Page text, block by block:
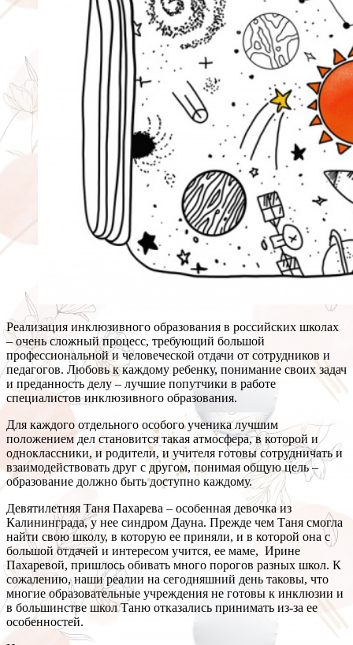
Реализация инклюзивного образования в российских школах
– очень сложный процесс, требующий большой
профессиональной и человеческой отдачи от сотрудников и
педагогов. Любовь к каждому ребенку, понимание своих задач
и преданность делу – лучшие попутчики в работе
специалистов инклюзивного образования.
Для каждого отдельного особого ученика лучшим
положением дел становится такая атмосфера, в которой и
одноклассники, и родители, и учителя готовы сотрудничать и
взаимодействовать друг с другом, понимая общую цель –
образование должно быть доступно каждому.
Девятилетняя Таня Пахарева – особенная девочка из
Калининграда, у нее синдром Дауна. Прежде чем Таня смогла
найти свою школу, в которую ее приняли, и в которой она с
большой отдачей и интересом учится, ее маме, Ирине
Пахаревой, пришлось обивать много порогов разных школ. К
сожалению, наши реалии на сегодняшний день таковы, что
многие образовательные учреждения не готовы к инклюзии и
в большинстве школ Таню отказались принимать из-за ее
особенностей.